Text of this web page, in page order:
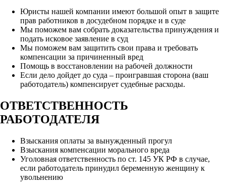
Юристы нашей компании имеют большой опыт в защите
прав работников в досудебном порядке и в суде
Мы поможем вам собрать доказательства принуждения и
подать исковое заявление в суд
Мы поможем вам защитить свои права и требовать
компенсации за причиненный вред
Помощь в восстановлении на рабочей должности
Если дело дойдет до суда – проигравшая сторона (ваш
работодатель) компенсирует судебные расходы.
ОТВЕТСТВЕННОСТЬ
РАБОТОДАТЕЛЯ
Взыскания оплаты за вынужденный прогул
Взыскания компенсации морального вреда
Уголовная ответственность по ст. 145 УК РФ в случае,
если работодатель принудил беременную женщину к
увольнению